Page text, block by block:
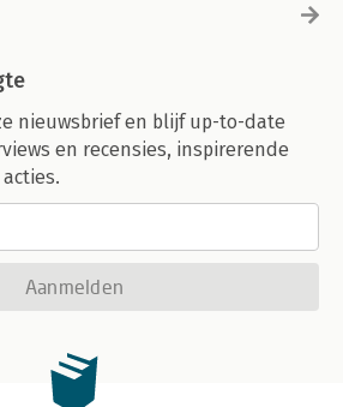
nieuwsbrief en blijf up-to-date
en recensies, inspirerende
Aanmelden